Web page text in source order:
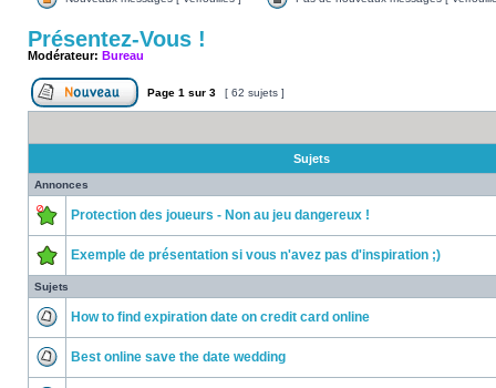
Présentez-Vous !
Modérateur: Bureau
Page 1 sur 3 [ 62 sujets ]
Sujets
Annonces
Protection des joueurs - Non au jeu dangereux !
Exemple de présentation si vous n'avez pas d'inspiration ;)
Sujets
How to find expiration date on credit card online
Best online save the date wedding